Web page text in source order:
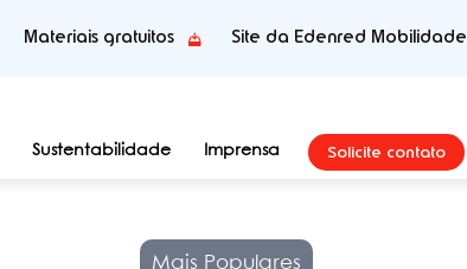
Materiais gratuitos Site da Edenred Mobilidade
Sustentabilidade Imprensa Solicite contato
Mais Populares